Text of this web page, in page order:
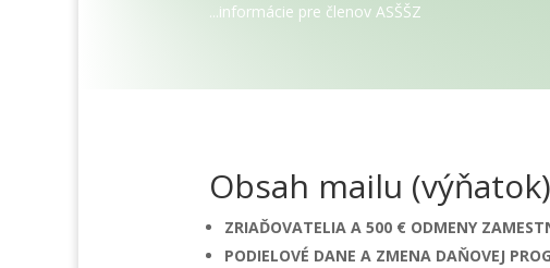
...informácie pre členov ASŠŠZ
Obsah mailu (výňatok)
ZRIAĎOVATELIA A 500 € ODMENY
PODIELOVÉ DANE A ZMENA DAŇOVEJ